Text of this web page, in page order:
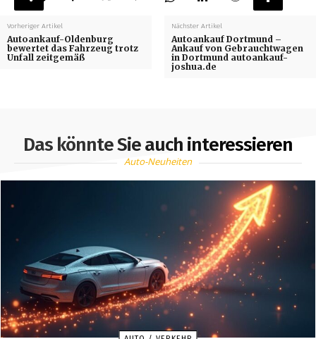
Vorheriger Artikel
Autoankauf-Oldenburg
bewertet das Fahrzeug trotz
Unfall zeitgemäß
Nächster Artikel
Autoankauf Dortmund –
Ankauf von Gebrauchtwagen
in Dortmund autoankauf-
joshua.de
Das könnte Sie auch interessieren
Auto-Neuheiten